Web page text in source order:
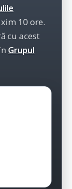
10 ore.
cu acest
Grupul